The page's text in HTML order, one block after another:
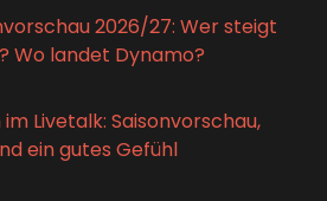
2026/27: Wer steigt
Wo landet Dynamo?
Livetalk: Saisonvorschau,
ein gutes Gefühl